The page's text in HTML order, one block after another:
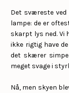
Det sværeste
lampe: de er
skarpt lys ned.
ikke rigtig have
det skærer
meget svage i
Nå, men skyen